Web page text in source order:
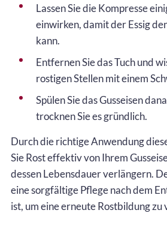
Lassen Sie die Kompresse
einwirken, damit der Essig
kann.
Entfernen Sie das Tuch und
rostigen Stellen mit einem
Spülen Sie das Gusseisen
trocknen Sie es gründlich.
Durch die richtige Anwendung
Sie Rost effektiv von Ihrem
dessen Lebensdauer verlängern.
eine sorgfältige Pflege nach dem
ist, um eine erneute Rostbildung zu